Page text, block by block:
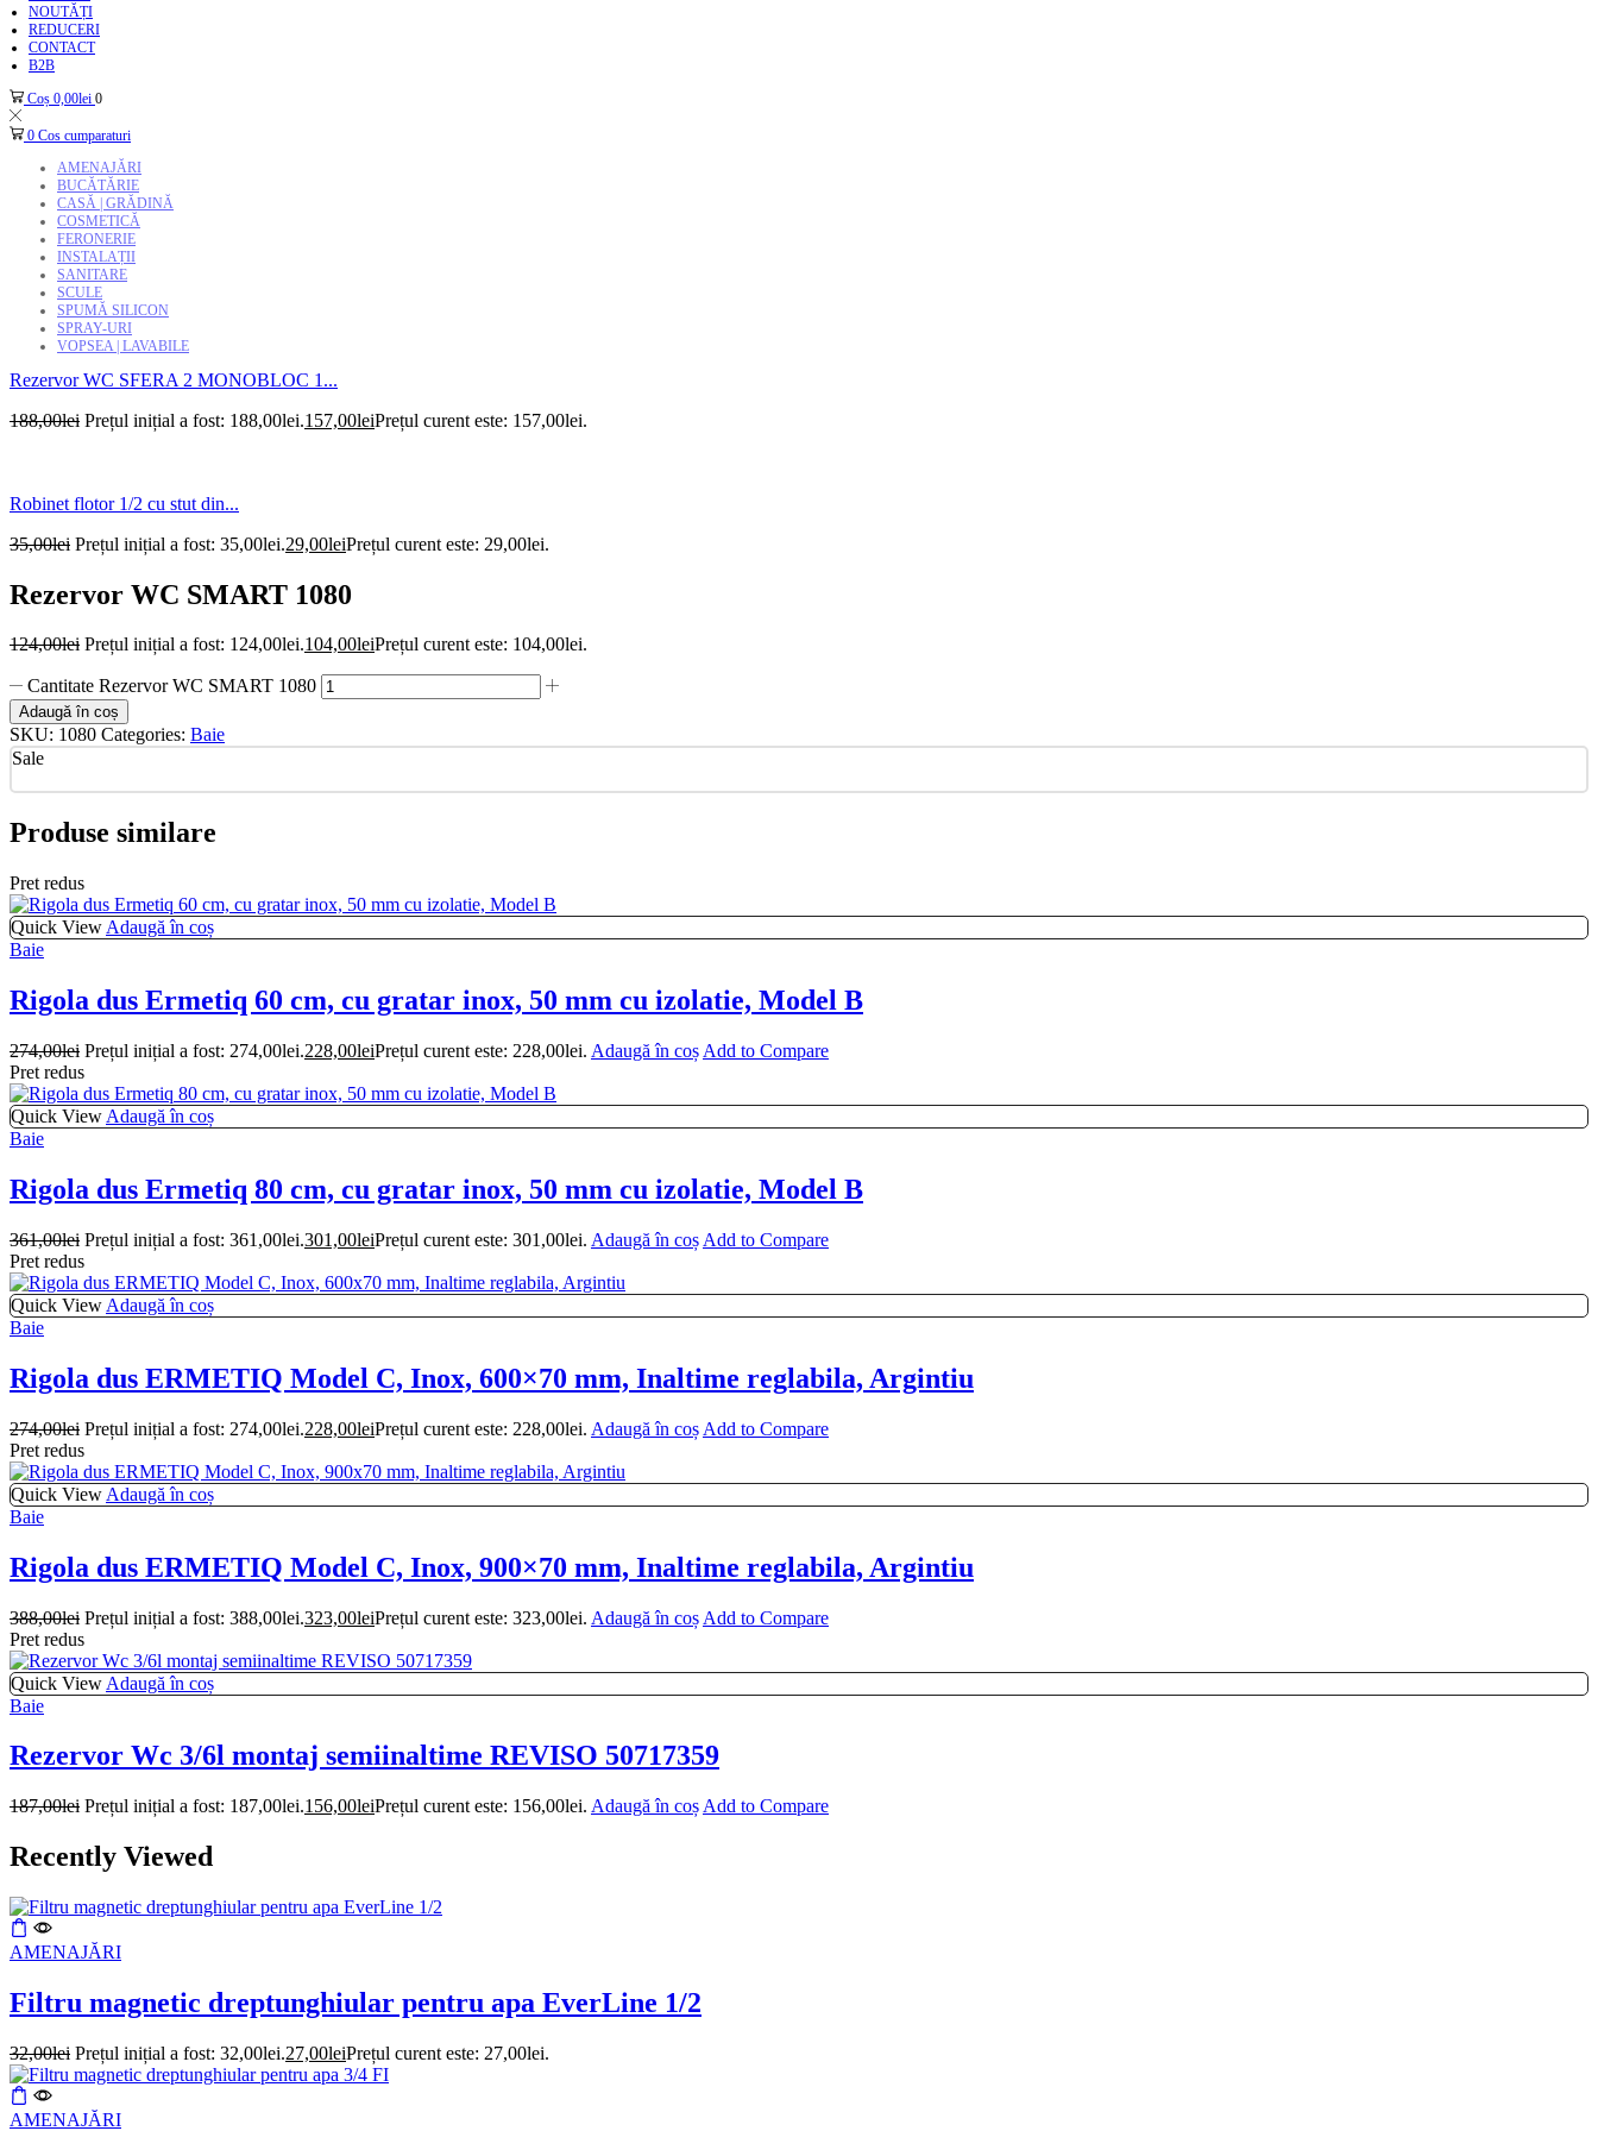
NOUTĂȚI
REDUCERI
CONTACT
B2B
Coș 0,00lei 0
0 Cos cumparaturi
AMENAJĂRI
BUCĂTĂRIE
CASĂ | GRĂDINĂ
COSMETICĂ
FERONERIE
INSTALAȚII
SANITARE
SCULE
SPUMĂ SILICON
SPRAY-URI
VOPSEA | LAVABILE
Rezervor WC SFERA 2 MONOBLOC 1...
188,00lei Prețul inițial a fost: 188,00lei.157,00leiPrețul curent este: 157,00lei.
Robinet flotor 1/2 cu stut din...
35,00lei Prețul inițial a fost: 35,00lei.29,00leiPrețul curent este: 29,00lei.
Rezervor WC SMART 1080
124,00lei Prețul inițial a fost: 124,00lei.104,00leiPrețul curent este: 104,00lei.
Cantitate Rezervor WC SMART 1080
Adaugă în coș
SKU: 1080 Categories: Baie
Sale
Produse similare
Pret redus
Quick View Adaugă în coș
Baie
Rigola dus Ermetiq 60 cm, cu gratar inox, 50 mm cu izolatie, Model B
274,00lei Prețul inițial a fost: 274,00lei.228,00leiPrețul curent este: 228,00lei. Adaugă în coș Add to Compare
Pret redus
Quick View Adaugă în coș
Baie
Rigola dus Ermetiq 80 cm, cu gratar inox, 50 mm cu izolatie, Model B
361,00lei Prețul inițial a fost: 361,00lei.301,00leiPrețul curent este: 301,00lei. Adaugă în coș Add to Compare
Pret redus
Quick View Adaugă în coș
Baie
Rigola dus ERMETIQ Model C, Inox, 600×70 mm, Inaltime reglabila, Argintiu
274,00lei Prețul inițial a fost: 274,00lei.228,00leiPrețul curent este: 228,00lei. Adaugă în coș Add to Compare
Pret redus
Quick View Adaugă în coș
Baie
Rigola dus ERMETIQ Model C, Inox, 900×70 mm, Inaltime reglabila, Argintiu
388,00lei Prețul inițial a fost: 388,00lei.323,00leiPrețul curent este: 323,00lei. Adaugă în coș Add to Compare
Pret redus
Quick View Adaugă în coș
Baie
Rezervor Wc 3/6l montaj semiinaltime REVISO 50717359
187,00lei Prețul inițial a fost: 187,00lei.156,00leiPrețul curent este: 156,00lei. Adaugă în coș Add to Compare
Recently Viewed
AMENAJĂRI
Filtru magnetic dreptunghiular pentru apa EverLine 1/2
32,00lei Prețul inițial a fost: 32,00lei.27,00leiPrețul curent este: 27,00lei.
AMENAJĂRI